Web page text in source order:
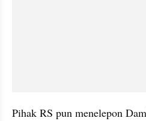
Pihak RS pun menelepon